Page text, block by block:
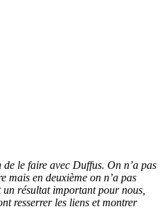
le faire avec Duffus. On n’a pas
mais en deuxième on n’a pas
un résultat important pour nous,
resserrer les liens et montrer